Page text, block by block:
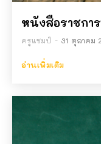
หนังสือราชกา
ครูแชมป์ - 31 ตุลาคม
อ่านเพิ่มเติม